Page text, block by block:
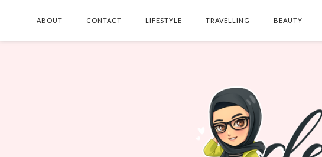
ABOUT CONTACT LIFESTYLE TRAVELLING BEAUTY